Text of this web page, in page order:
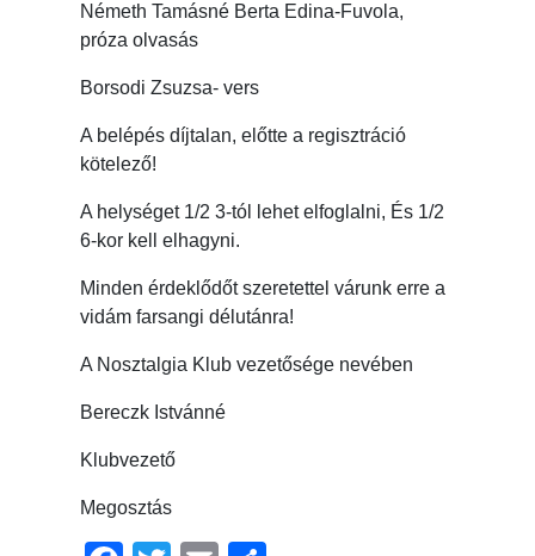
Németh Tamásné Berta Edina-Fuvola,
próza olvasás
Borsodi Zsuzsa- vers
A belépés díjtalan, előtte a regisztráció
kötelező!
A helységet 1/2 3-tól lehet elfoglalni, És 1/2
6-kor kell elhagyni.
Minden érdeklődőt szeretettel várunk erre a
vidám farsangi délutánra!
A Nosztalgia Klub vezetősége nevében
Bereczk Istvánné
Klubvezető
Megosztás